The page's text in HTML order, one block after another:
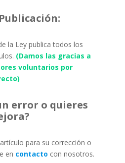
la Ley publica todos los
(Damos las gracias a
voluntarios por
error o quieres
para su corrección o
en contacto con nosotros.